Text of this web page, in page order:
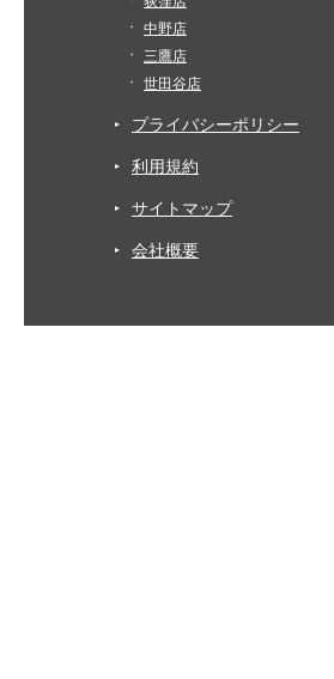
中野店
三鷹店
世田谷店
プライバシーポリシー
利用規約
サイトマップ
会社概要